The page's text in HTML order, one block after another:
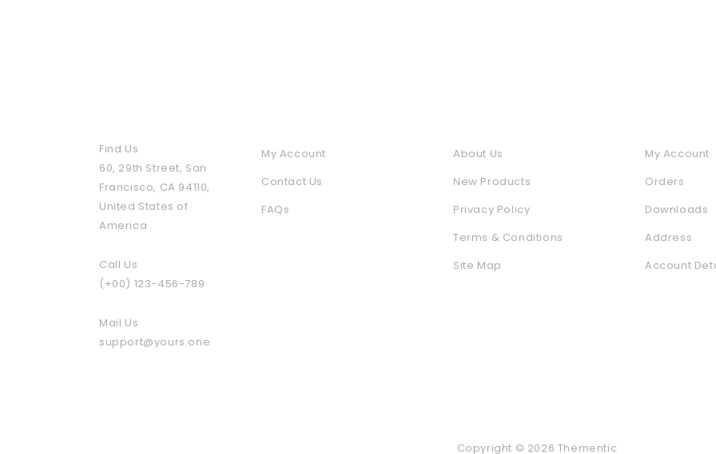
Find Us
60, 29th Street, San
Francisco, CA 94110,
United States of
America
Call Us
(+00) 123-456-789
Mail Us
support@yours.one
My Account
Contact Us
FAQs
About Us
New Products
Privacy Policy
Terms & Conditions
Site Map
My Account
Orders
Downloads
Address
Account
Copyright © 2026 Thementic